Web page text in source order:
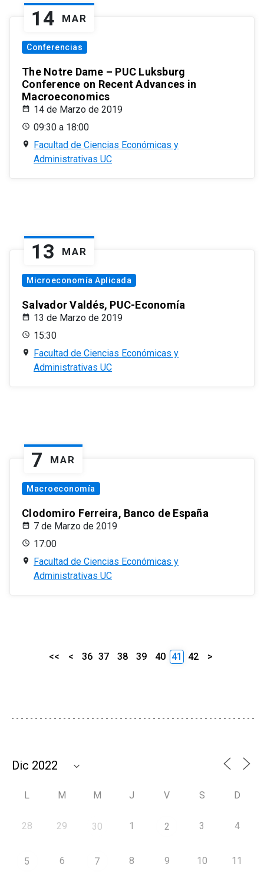
14 MAR
Conferencias
The Notre Dame – PUC Luksburg
Conference on Recent Advances in
Macroeconomics
14 de Marzo de 2019
09:30 a 18:00
Facultad de Ciencias Económicas y
Administrativas UC
13 MAR
Microeconomía Aplicada
Salvador Valdés, PUC-Economía
13 de Marzo de 2019
15:30
Facultad de Ciencias Económicas y
Administrativas UC
7 MAR
Macroeconomía
Clodomiro Ferreira, Banco de España
7 de Marzo de 2019
17:00
Facultad de Ciencias Económicas y
Administrativas UC
<< < 36 37 38 39 40 41 42 >
L M M J V S D
28 29 30 1 2 3 4
5 6 7 8 9 10 11